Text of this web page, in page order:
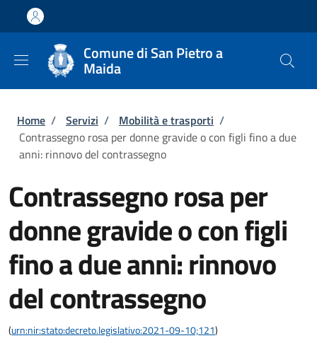
Salta al contenuto principale
Skip to footer content
Comune di San Pietro a
Maida
Briciole di pane
Home / Servizi / Mobilità e trasporti /
Contrassegno rosa per donne gravide o con figli fino a due
anni: rinnovo del contrassegno
Contrassegno rosa per
donne gravide o con figli
fino a due anni: rinnovo
del contrassegno
(urn:nir:stato:decreto.legislativo:2021-09-10;121)